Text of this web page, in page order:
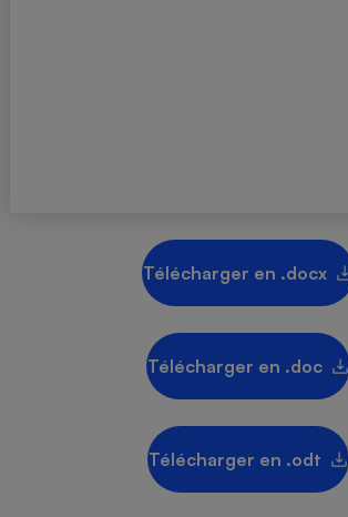
Télécharger en .docx
Télécharger en .doc
Télécharger en .odt